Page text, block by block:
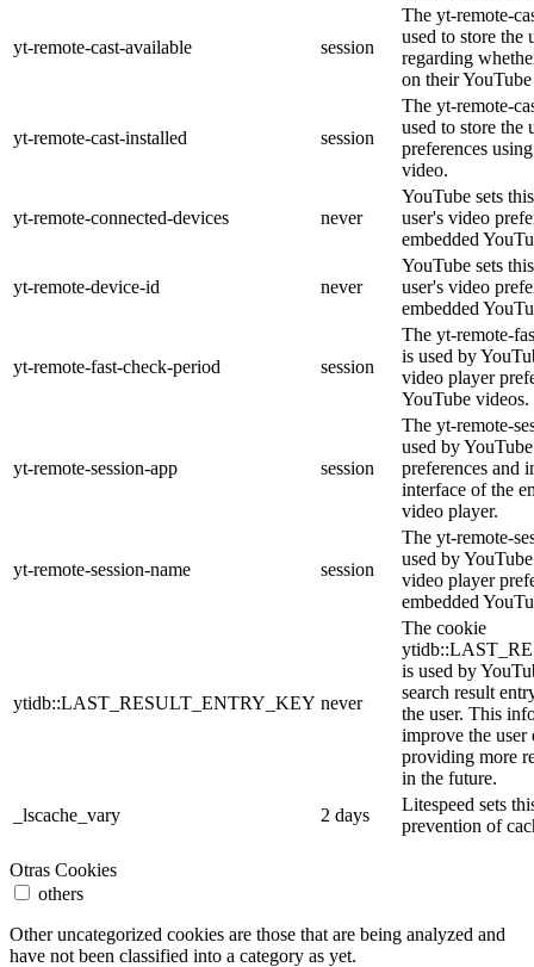
yt-remote-cast-available session
The yt-remote-
used to store the
regarding
on their
yt-remote-cast-installed session
The yt-remote-
used to store the
preferences
video.
yt-remote-connected-devices never
YouTube sets
user's video
embedded
yt-remote-device-id never
YouTube sets
user's video
embedded
yt-remote-fast-check-period session
The yt-remote-
is used by
video player
YouTube videos.
yt-remote-session-app session
The yt-remote-
used by
preferences and
interface of the
video player.
yt-remote-session-name session
The yt-remote-
used by
video player
embedded
ytidb::LAST_RESULT_ENTRY_KEY never
The cookie
is used by
search result
the user. This
improve the user
providing more
in the future.
_lscache_vary
2 days
Litespeed sets
prevention of
Otras Cookies
others
Other uncategorized cookies are those that are being analyzed and
have not been classified into a category as yet.